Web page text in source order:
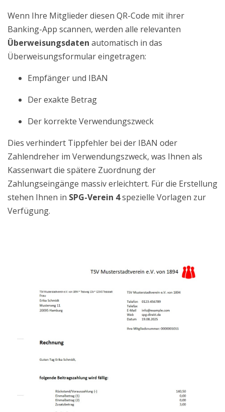
Wenn Ihre Mitglieder diesen QR-Code mit ihrer
Banking-App scannen, werden alle relevanten
Überweisungsdaten automatisch in das
Überweisungsformular eingetragen:
Empfänger und IBAN
Der exakte Betrag
Der korrekte Verwendungszweck
Dies verhindert Tippfehler bei der IBAN oder
Zahlendreher im Verwendungszweck, was Ihnen als
Kassenwart die spätere Zuordnung der
Zahlungseingänge massiv erleichtert. Für die Erstellung
stehen Ihnen in SPG-Verein 4spezielle Vorlagen zur
Verfügung.